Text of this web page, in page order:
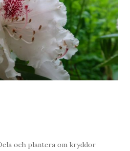
och plantera om kryddor